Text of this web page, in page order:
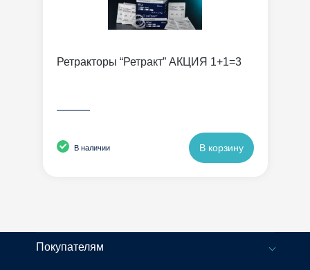
Ретракторы “Ретракт” АКЦИЯ 1+1=3
———
В наличии В корзину
Покупателям